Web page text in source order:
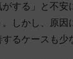
がする」と不
。しかし、原因
るケースも少